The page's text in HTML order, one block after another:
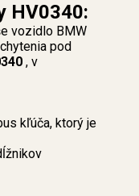
HV0340:
vozidlo BMW
pod
, v
kľúča, ktorý je